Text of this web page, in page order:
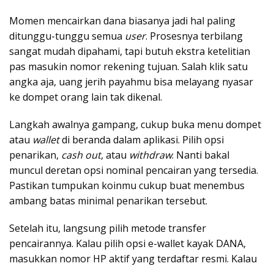
Momen mencairkan dana biasanya jadi hal paling
ditunggu-tunggu semua user. Prosesnya terbilang
sangat mudah dipahami, tapi butuh ekstra ketelitian
pas masukin nomor rekening tujuan. Salah klik satu
angka aja, uang jerih payahmu bisa melayang nyasar
ke dompet orang lain tak dikenal.
Langkah awalnya gampang, cukup buka menu dompet
atau walletdi beranda dalam aplikasi. Pilih opsi
penarikan, cash out, atau withdraw. Nanti bakal
muncul deretan opsi nominal pencairan yang tersedia.
Pastikan tumpukan koinmu cukup buat menembus
ambang batas minimal penarikan tersebut.
Setelah itu, langsung pilih metode transfer
pencairannya. Kalau pilih opsi e-wallet kayak DANA,
masukkan nomor HP aktif yang terdaftar resmi. Kalau